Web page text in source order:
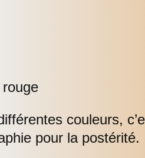
couleurs,
pour la postérité.